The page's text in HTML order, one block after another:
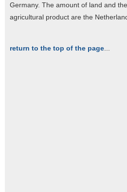
Germany. The amount of land and
agricultural product are the
return to the top of the page...